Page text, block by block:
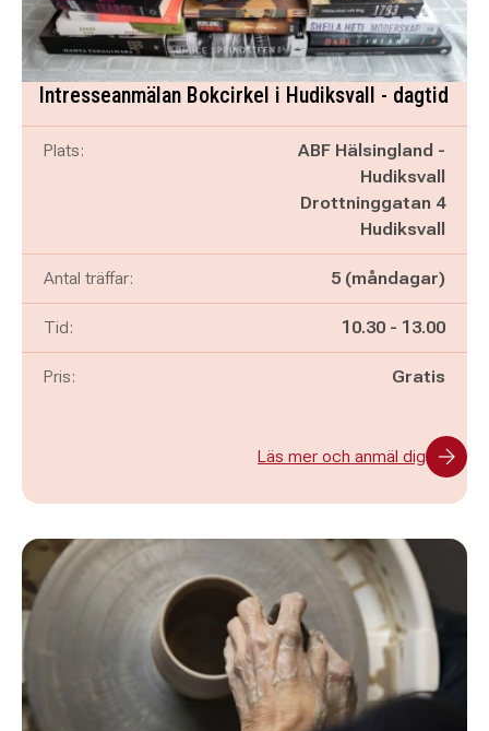
Intresseanmälan Bokcirkel i Hudiksvall - dagtid
Plats:
ABF Hälsingland -
Hudiksvall
Drottninggatan 4
Hudiksvall
Antal träffar: 5 (måndagar)
Tid: Pågår mellan
10.30 - och
13.00
Pris: Gratis
Läs mer och anmäl dig